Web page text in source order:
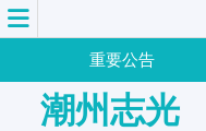
重要公告
潮州志光